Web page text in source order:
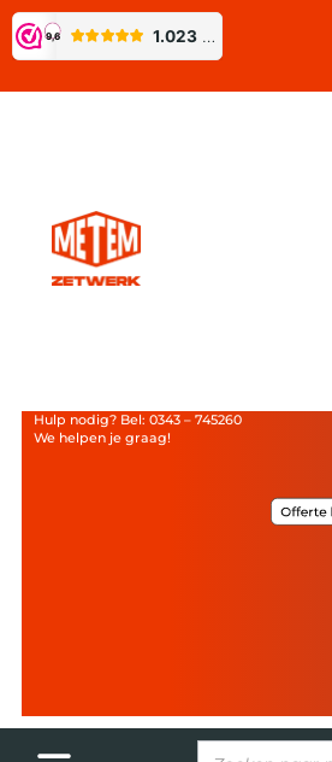
Hulp nodig? Bel: 0343 – 745260
We helpen je graag!